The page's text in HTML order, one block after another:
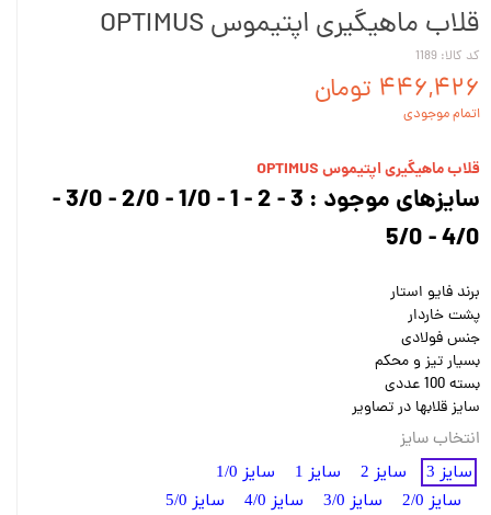
قلاب ماهیگیری اپتیموس OPTIMUS
کد کالا: 1189
۴۴۶,۴۲۶ تومان
اتمام موجودی
قلاب ماهیگیری اپتیموس OPTIMUS
سایزهای موجود : 3 - 2 - 1 - 1/0 - 2/0 - 3/0 -
4/0 - 5/0
برند فایو استار
پشت خاردار
جنس فولادی
بسیار تیز و محکم
بسته 100 عددی
سایز قلابها در تصاویر
انتخاب سایز
سایز 3 سایز 2 سایز 1
سایز 1/0
سایز 2/0
سایز 3/0 سایز 4/0 سایز 5/0